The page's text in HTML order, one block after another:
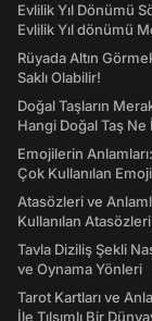
Evlilik Yıl Dönümü
Evlilik Yıl dönümü
Rüyada Altın
Saklı Olabilir!
Doğal Taşların
Hangi Doğal Taş Ne
Emojilerin
Çok Kullanılan
Atasözleri ve
Kullanılan
Tavla Diziliş Şekli
ve Oynama Yönleri
Tarot Kartları ve
İle Tılsımlı Bir